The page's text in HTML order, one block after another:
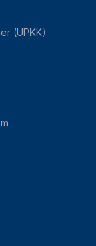
(UPKK)